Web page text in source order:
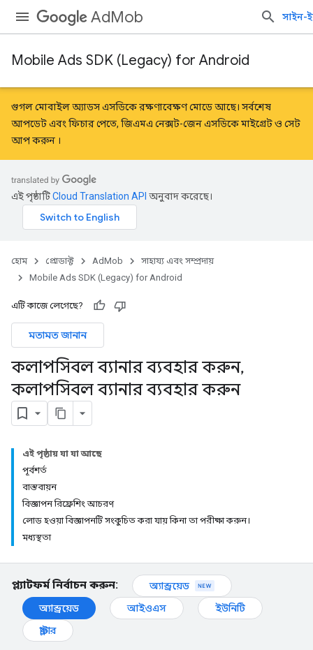
AdMob সাইন-
Mobile Ads SDK (Legacy) for Android
গুগল মোবাইল অ্যাডস এসডিকে রক্ষণাবেক্ষণ মোডে আছে। সর্বশেষ
আপডেট এবং ফিচার পেতে, জিএমএ নেক্সট-জেন এসডিকেমাইগ্রেটও সেট
আপ করুন ।
এই পৃষ্ঠাটিCloud Translation API অনুবাদ করেছে।
হোম প্রোডাক্ট AdMob
সাহায্য এবং সম্প্রদায়
Mobile Ads SDK (Legacy) for Android
এটি কাজে লেগেছে?
মতামত জানান
কলাপসিবল ব্যানার ব্যবহার করুন,
কলাপসিবল ব্যানার ব্যবহার করুন
এই পৃষ্ঠায় যা যা আছে
পূর্বশর্ত
বাস্তবায়ন
বিজ্ঞাপন রিফ্রেশিং আচরণ
লোড হওয়া বিজ্ঞাপনটি সংকুচিত করা যায় কিনা তা পরীক্ষা করুন।
মধ্যস্থতা
প্ল্যাটফর্ম নির্বাচন করুন:
অ্যান্ড্রয়েড
অ্যান্ড্রয়েড
আইওএস
ইউনিটি
ফ্লাটার